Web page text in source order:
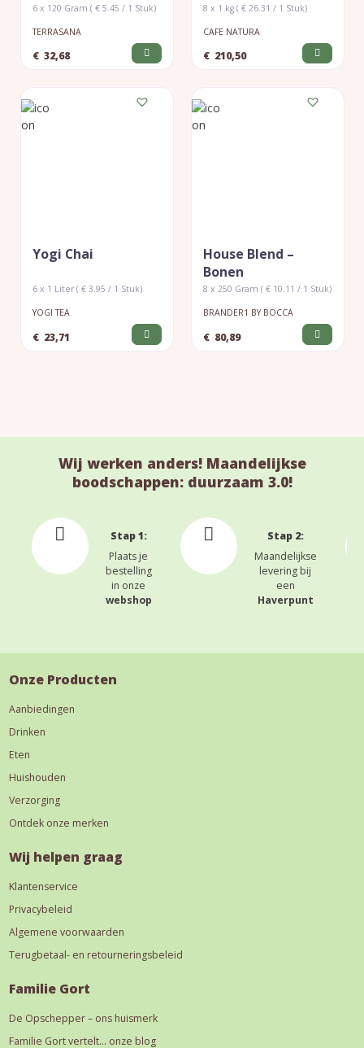
6 x 120 Gram ( € 5.45 / 1 Stuk)
TERRASANA
€ 32,68
8 x 1 kg ( € 26.31 / 1 Stuk)
CAFE NATURA
€ 210,50
Yogi Chai
6 x 1 Liter ( € 3.95 / 1 Stuk)
YOGI TEA
€ 23,71
House Blend –
Bonen
8 x 250 Gram ( € 10.11 / 1 Stuk)
BRANDER1 BY BOCCA
€ 80,89
Wij werken anders! Maandelijkse
boodschappen: duurzaam 3.0!
Stap 1:
Plaats je
bestelling
in onze
webshop
Stap 2:
Maandelijkse
levering bij
een
Haverpunt
Onze Producten
Aanbiedingen
Drinken
Eten
Huishouden
Verzorging
Ontdek onze merken
Wij helpen graag
Klantenservice
Privacybeleid
Algemene voorwaarden
Terugbetaal- en retourneringsbeleid
Familie Gort
De Opschepper – ons huismerk
Familie Gort vertelt… onze blog